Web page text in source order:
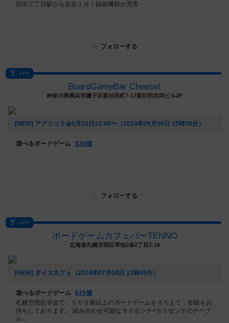
四谷三丁目駅から徒歩１分！録画機材が充実
フォローする
バー
BoardGameBar Cheese!
神奈川県横浜市磯子区新杉田町7-17新杉田共同ビル2F
[NEW] アグリコラ会9月15日12:00〜（2024年09月08日 15時39分）
遊べるボードゲーム 530個
フォローする
バー
ボードゲームカフェバーTENNO
北海道札幌市西区琴似2条2丁目2-16
[NEW] ダイスカフェ（2024年07月04日 11時49分）
遊べるボードゲーム 615個
札幌市西区琴似で，５００個以上のボードゲームをそろえて，皆様をお
待ちしております。 組み合わせ可能な９０センチ×９０センチのテーブ
ル...